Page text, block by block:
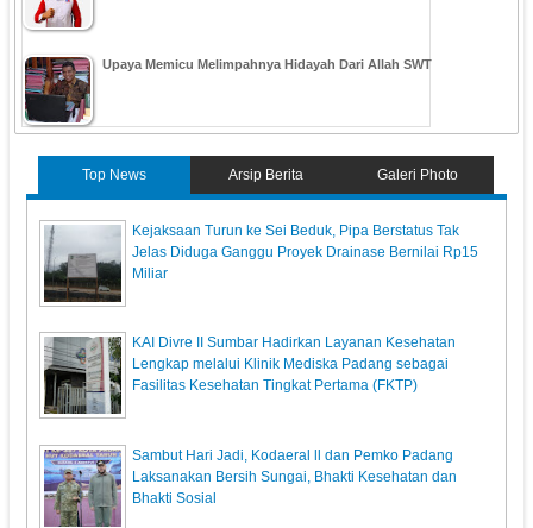
Upaya Memicu Melimpahnya Hidayah Dari Allah SWT
Top News Arsip Berita Galeri Photo
Kejaksaan Turun ke Sei Beduk, Pipa Berstatus Tak
Jelas Diduga Ganggu Proyek Drainase Bernilai Rp15
Miliar
KAI Divre II Sumbar Hadirkan Layanan Kesehatan
Lengkap melalui Klinik Mediska Padang sebagai
Fasilitas Kesehatan Tingkat Pertama (FKTP)
Sambut Hari Jadi, Kodaeral ll dan Pemko Padang
Laksanakan Bersih Sungai, Bhakti Kesehatan dan
Bhakti Sosial